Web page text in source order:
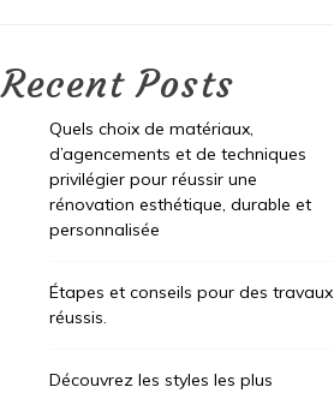
Recent Posts
Quels choix de matériaux,
d’agencements et de techniques
privilégier pour réussir une
rénovation esthétique, durable et
personnalisée
Étapes et conseils pour des travaux
réussis.
Découvrez les styles les plus